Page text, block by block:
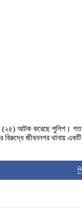
(২৫) আটক করেছে
জীবননগর থানায়